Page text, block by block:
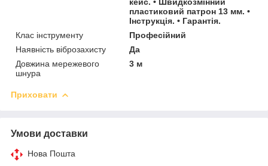
пластиковий патрон 13 мм. •
Інструкція. • Гарантія.
Клас інструменту
Професійний
Наявність віброзахисту
Да
Довжина мережевого
шнура
3 м
Приховати
Умови доставки
Нова Пошта